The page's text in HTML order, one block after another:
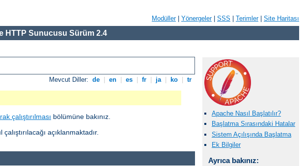
Modüller| Yönergeler| SSS Terimler| Site Haritası
HTTP Sunucusu Sürüm 2.4
Mevcut Diller: de en es fr ja ko tr
çalıştırılması bölümüne bakınız.
çalıştırılacağı açıklanmaktadır.
Apache Nasıl Başlatılır?
Başlatma Sırasındaki Hatalar
Sistem Açılışında Başlatma
Ek Bilgiler
Ayrıca bakınız: